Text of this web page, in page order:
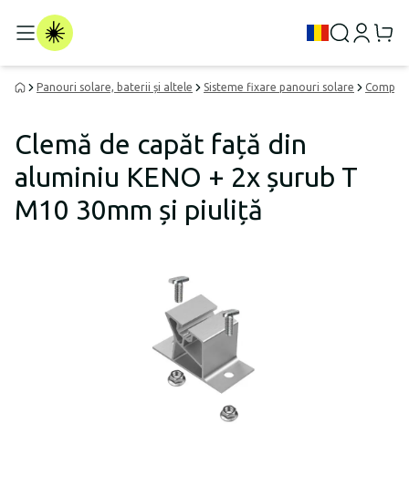
Panouri solare, baterii și altele Sisteme fixare panouri solare
Clemă de capăt față din
aluminiu KENO + 2x șurub T
M10 30mm și piuliță